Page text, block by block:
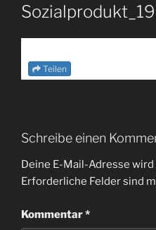
Teilen
Schreibe einen
Deine E-Mail-Adresse
Erforderliche Felder sind
Kommentar*